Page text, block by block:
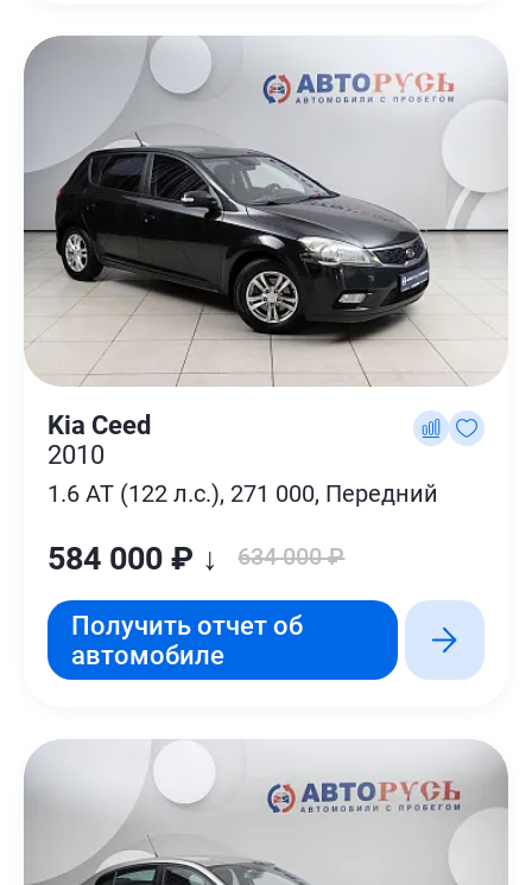
Kia Ceed
2010
1.6 AT (122 л.с.), 271 000, Передний
584 000 ₽ ↓ 634 000 ₽
Получить отчет об
автомобиле